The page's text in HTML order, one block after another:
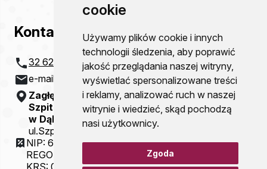
cookie
Używamy plików cookie i innych
technologii śledzenia, aby poprawić
jakość przeglądania naszej witryny,
wyświetlać spersonalizowane treści
i reklamy, analizować ruch w naszej
witrynie i wiedzieć, skąd pochodzą
nasi użytkownicy.
Zgoda
Kontakt
32 621 20 00
e-mail:
szpital@zco-dg.pl
Zagłębiowskie Centrum Onkologii
Szpital Specjalistyczny im. Sz. Starkiewicza
w Dąbrowie Górniczej
ul.Szpitalna 13
NIP: 6292115781
REGON: 000310077